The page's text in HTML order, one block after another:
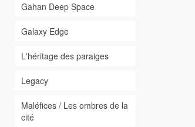
Gahan Deep Space
Galaxy Edge
L'héritage des paraiges
Legacy
Maléfices / Les ombres de la
cité